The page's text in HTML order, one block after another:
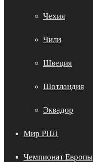
Чехия
Чили
Швеция
Шотландия
Эквадор
Мир РПЛ
Чемпионат Европы